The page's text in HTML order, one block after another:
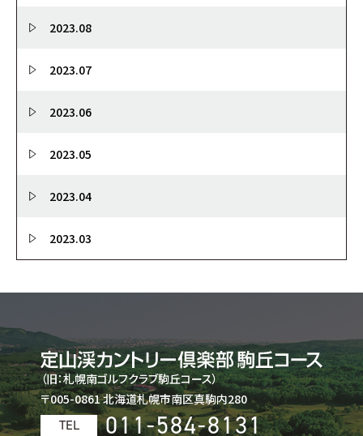
2023.08
2023.07
2023.06
2023.05
2023.04
2023.03
（旧：札幌南ゴルフクラブ駒丘コース）
〒005-0861 北海道札幌市南区真駒内280
TEL 011-584-8131